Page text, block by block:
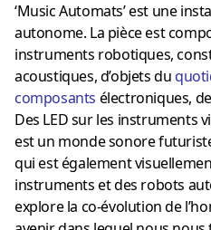
‘Music Automats’ est une
autonome. La pièce est
instruments robotiques,
acoustiques, d’objets du
composants électroniques,
Des LED sur les instruments
est un monde sonore
qui est également
instruments et des robots
explore la co-évolution de